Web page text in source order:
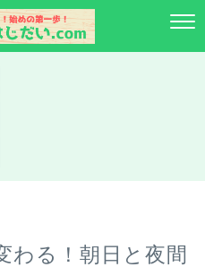
わる！朝日と夜間